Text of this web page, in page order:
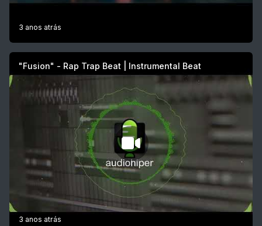
3 anos atrás
"Fusion" - Rap Trap Beat | Instrumental Beat
3 anos atrás